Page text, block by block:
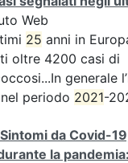
Web
25 anni in
oltre 4200 casi di
generale
periodo 2021-
da Covid-
la